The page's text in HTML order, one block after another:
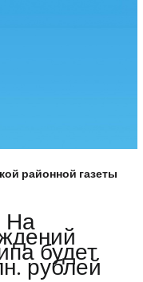
районной газеты
На
будет
рублей